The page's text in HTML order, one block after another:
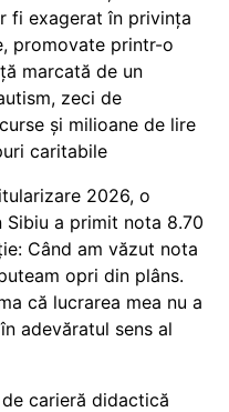
fi exagerat în privința
promovate printr-o
marcată de un
zeci de
și milioane de lire
caritabile
2026, o
a primit nota 8.70
Când am văzut nota
opri din plâns.
că lucrarea mea nu a
adevăratul sens al
de carieră didactică